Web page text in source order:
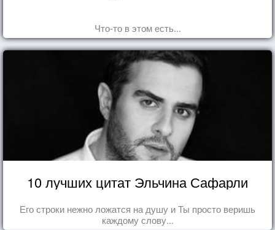
Что-то в этом есть...
10 лучших цитат Эльчина Сафарли
Его строки нежно ложатся на душу и Ты просто веришь
каждому слову...